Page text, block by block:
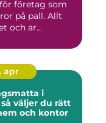
företag som
på pall. Allt
och ar...
apr
i
och kontor